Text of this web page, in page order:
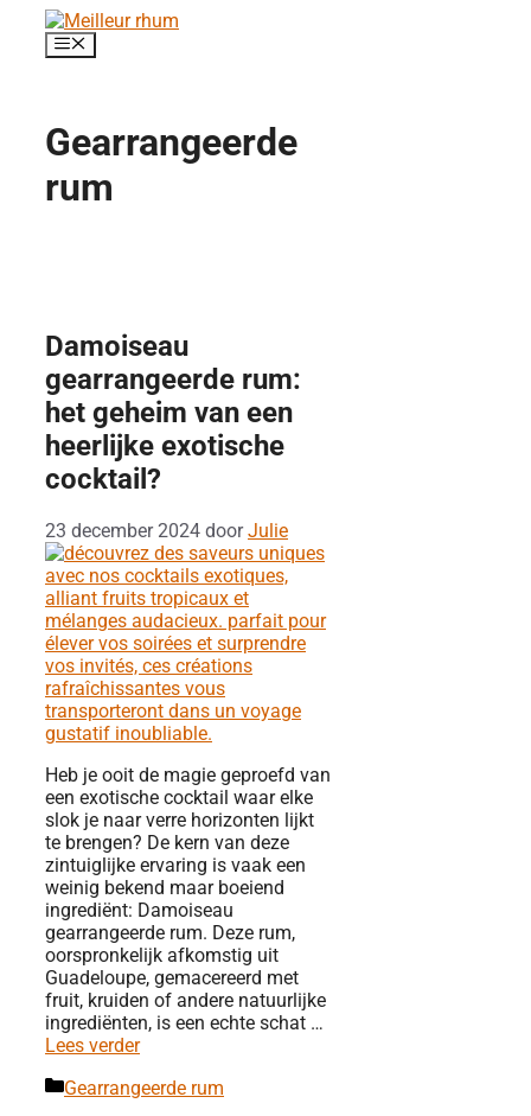
Menu
Gearrangeerde
rum
Damoiseau
gearrangeerde rum:
het geheim van een
heerlijke exotische
cocktail?
23 december 2024 doorJulie
Heb je ooit de magie geproefd van
een exotische cocktail waar elke
slok je naar verre horizonten lijkt
te brengen? De kern van deze
zintuiglijke ervaring is vaak een
weinig bekend maar boeiend
ingrediënt: Damoiseau
gearrangeerde rum. Deze rum,
oorspronkelijk afkomstig uit
Guadeloupe, gemacereerd met
fruit, kruiden of andere natuurlijke
ingrediënten, is een echte schat …
Lees verder
Categorieën
Gearrangeerde rum